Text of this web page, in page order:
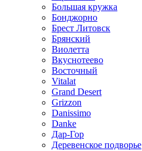
Большая кружка
Бонджорно
Брест Литовск
Брянский
Виолетта
Вкуснотеево
Восточный
Vitalat
Grand Desert
Grizzon
Danissimo
Danke
Дар-Гор
Деревенское подворье